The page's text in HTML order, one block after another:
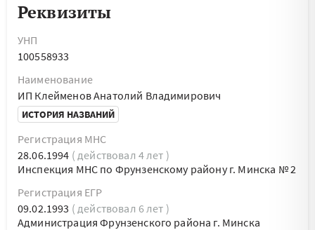
Реквизиты
УНП
100558933
Наименование
ИП Клейменов Анатолий Владимирович
ИСТОРИЯ НАЗВАНИЙ
Регистрация МНС
28.06.1994 ( действовал 4 лет )
Инспекция МНС по Фрунзенскому району г. Минска № 2
Регистрация ЕГР
09.02.1993 ( действовал 6 лет )
Администрация Фрунзенского района г. Минска